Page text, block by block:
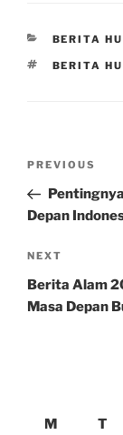
BERITA
TAGS
BERITA
Previous
Post
PREVIOUS
Depan
Next
Post
NEXT
Berita Alam
Masa Depan
M
T